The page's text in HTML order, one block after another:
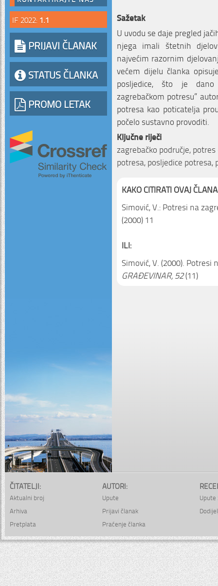
IF 2022: 1.1
PRIJAVI ČLANAK
STATUS ČLANKA
PROMO LETAK
Sažetak
U uvodu se daje pregled
njega imali štetnih
najvećim razornim
većem dijelu članka
posljedice, što je dano
zagrebačkom potresu”
potresa kao poticatelja
počelo sustavno provoditi.
Ključne riječi
zagrebačko područje,
potresa, posljedice potresa,
KAKO CITIRATI OVAJ
Simović, V.: Potresi na
(2000) 11
ILI:
Simović, V. (2000). Potresi
GRAĐEVINAR, 52(11)
ČITATELJI:
Aktualni broj
Arhiva
Pretplata
AUTORI:
Upute
Prijavi članak
Praćenje članka
Upute